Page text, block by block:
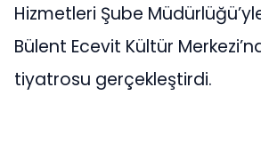
Hizmetleri Şube
Bülent Ecevit Kültür
tiyatrosu gerçekleştirdi.